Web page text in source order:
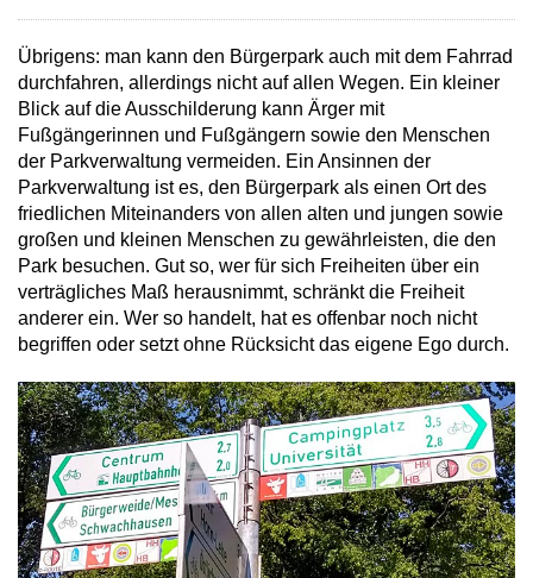
Übrigens: man kann den Bürgerpark auch mit dem Fahrrad
durchfahren, allerdings nicht auf allen Wegen. Ein kleiner
Blick auf die Ausschilderung kann Ärger mit
Fußgängerinnen und Fußgängern sowie den Menschen
der Parkverwaltung vermeiden. Ein Ansinnen der
Parkverwaltung ist es, den Bürgerpark als einen Ort des
friedlichen Miteinanders von allen alten und jungen sowie
großen und kleinen Menschen zu gewährleisten, die den
Park besuchen. Gut so, wer für sich Freiheiten über ein
verträgliches Maß herausnimmt, schränkt die Freiheit
anderer ein. Wer so handelt, hat es offenbar noch nicht
begriffen oder setzt ohne Rücksicht das eigene Ego durch.